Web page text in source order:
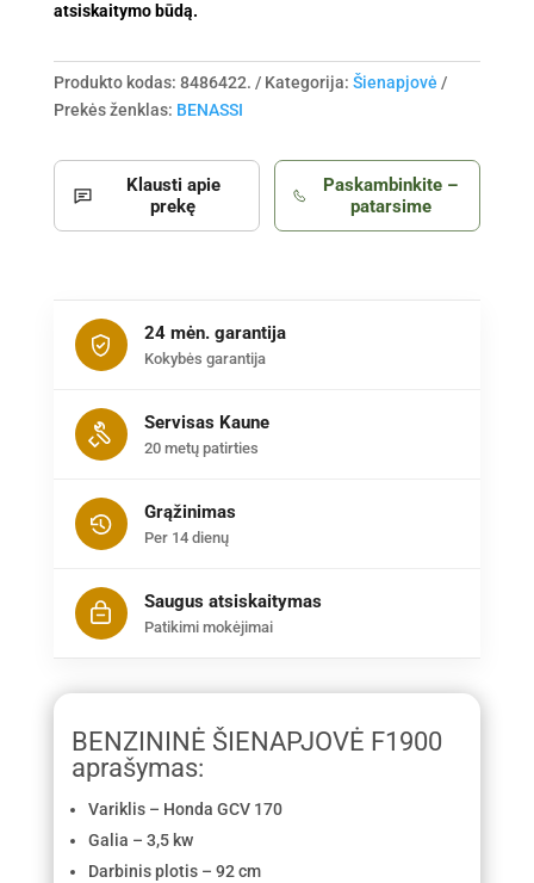
atsiskaitymo būdą.
Produkto kodas: 8486422. Kategorija: Šienapjovė
Prekės ženklas: BENASSI
Klausti apie
prekę
Paskambinkite –
patarsime
24 mėn. garantija
Kokybės garantija
Servisas Kaune
20 metų patirties
Grąžinimas
Per 14 dienų
Saugus atsiskaitymas
Patikimi mokėjimai
BENZININĖ ŠIENAPJOVĖ F1900
aprašymas:
Variklis – Honda GCV 170
Galia – 3,5 kw
Darbinis plotis – 92 cm